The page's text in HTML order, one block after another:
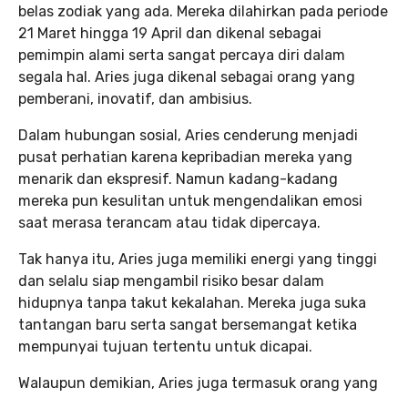
belas zodiak yang ada. Mereka dilahirkan pada periode
21 Maret hingga 19 April dan dikenal sebagai
pemimpin alami serta sangat percaya diri dalam
segala hal. Aries juga dikenal sebagai orang yang
pemberani, inovatif, dan ambisius.
Dalam hubungan sosial, Aries cenderung menjadi
pusat perhatian karena kepribadian mereka yang
menarik dan ekspresif. Namun kadang-kadang
mereka pun kesulitan untuk mengendalikan emosi
saat merasa terancam atau tidak dipercaya.
Tak hanya itu, Aries juga memiliki energi yang tinggi
dan selalu siap mengambil risiko besar dalam
hidupnya tanpa takut kekalahan. Mereka juga suka
tantangan baru serta sangat bersemangat ketika
mempunyai tujuan tertentu untuk dicapai.
Walaupun demikian, Aries juga termasuk orang yang